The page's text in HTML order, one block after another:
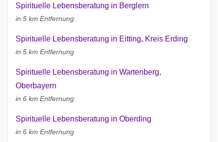
Spirituelle Lebensberatung in Berglern
in 5 km Entfernung
Spirituelle Lebensberatung in Eitting, Kreis Erding
in 5 km Entfernung
Spirituelle Lebensberatung in Wartenberg,
Oberbayern
in 6 km Entfernung
Spirituelle Lebensberatung in Oberding
in 6 km Entfernung